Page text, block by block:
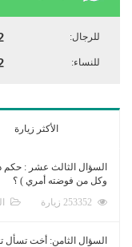
للرجال:
للنساء:
الأكثر زيارة
السؤال الثالث عشر : حكم
وكل من فوضته أمري ) ؟
السؤال الثامن: أخت تسأل